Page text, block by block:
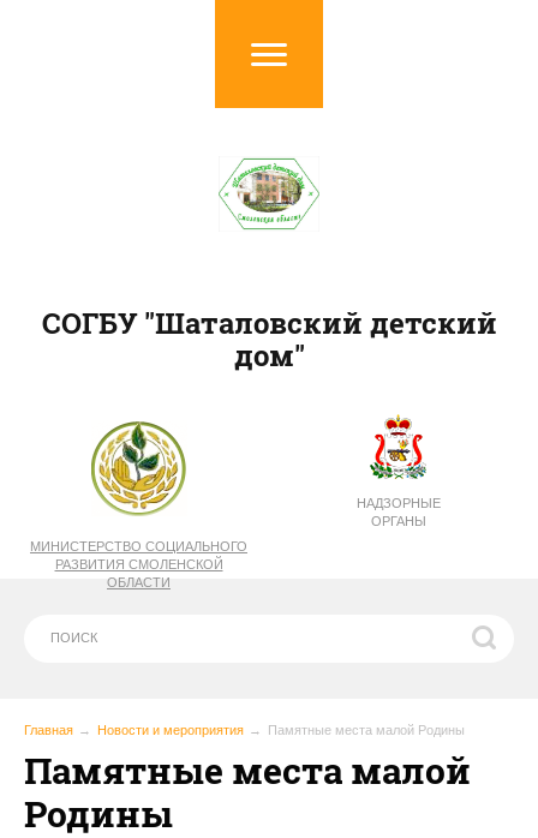
МИНИСТЕРСТВО СОЦИАЛЬНОГО
РАЗВИТИЯ СМОЛЕНСКОЙ
ОБЛАСТИ
НАДЗОРНЫЕ
ОРГАНЫ
СОГБУ "Шаталовский детский
дом"
Главная Новости и мероприятия Памятные места малой Родины
Памятные места малой
Родины